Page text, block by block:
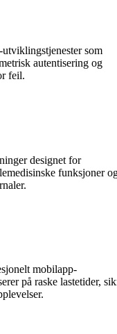
som
autentisering og
feil.
designet for
funksjoner
mobilapp-
på raske lastetider,